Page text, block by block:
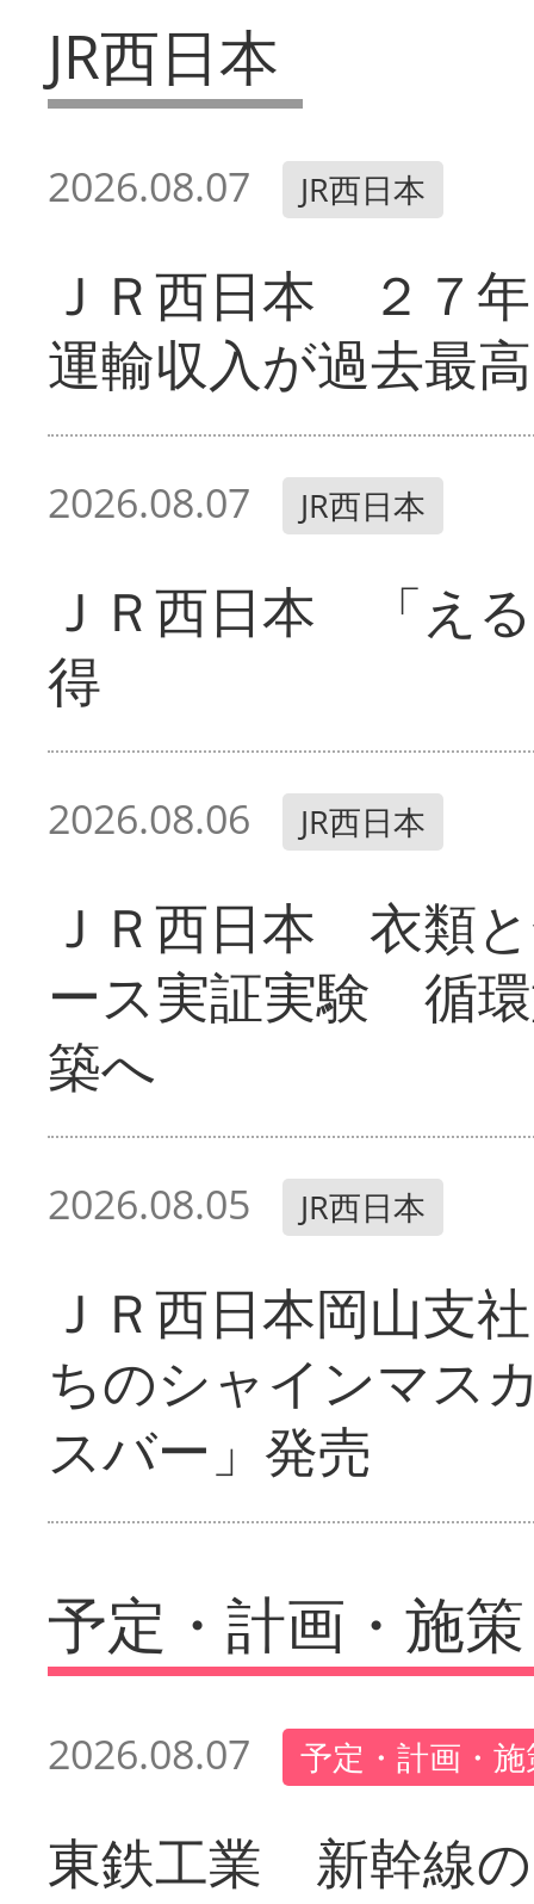
JR西日本
2026.08.07 JR西日本
ＪＲ西日本 ２７
運輸収入が過去最高
2026.08.07 JR西日本
ＪＲ西日本 「え
得
2026.08.06 JR西日本
ＪＲ西日本 衣類
ース実証実験 循
築へ
2026.08.05 JR西日本
ＪＲ西日本岡山支
ちのシャインマス
スバー」発売
予定・計画・施策
2026.08.07 予定・計画・
東鉄工業 新幹線